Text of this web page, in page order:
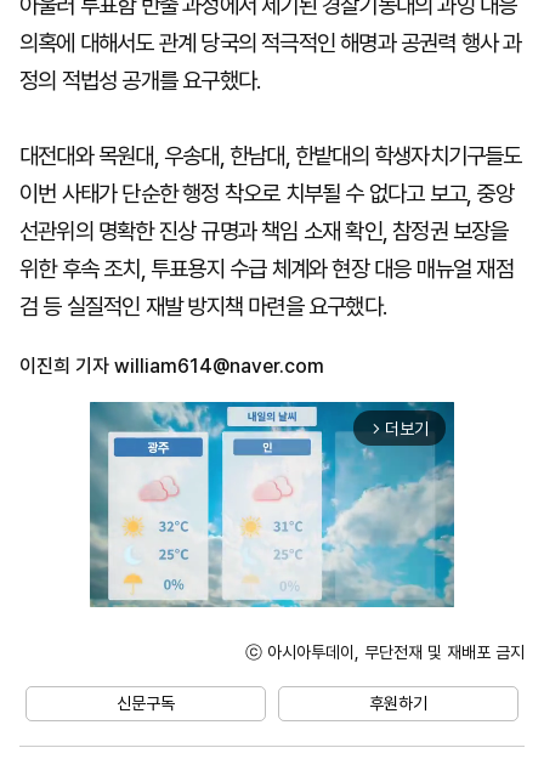
의혹에 대해서도 관계 당국의 적극적인 해명과 공권력 행사 과
정의 적법성 공개를 요구했다.
대전대와 목원대, 우송대, 한남대, 한밭대의 학생자치기구들도
이번 사태가 단순한 행정 착오로 치부될 수 없다고 보고, 중앙
선관위의 명확한 진상 규명과 책임 소재 확인, 참정권 보장을
위한 후속 조치, 투표용지 수급 체계와 현장 대응 매뉴얼 재점
검 등 실질적인 재발 방지책 마련을 요구했다.
이진희 기자 william614@naver.com
arrow_forward_ios 더보기
ⓒ 아시아투데이, 무단전재 및 재배포 금지
신문구독 후원하기